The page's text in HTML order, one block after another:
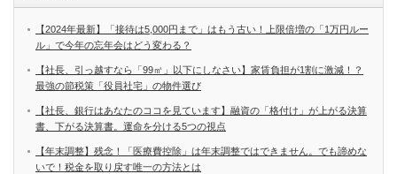
【2024年最新】「接待は5,000円まで」はもう古い！上限倍増の「1万円ルー
ル」で今年の忘年会はどう変わる？
【社長、引っ越すなら「99㎡」以下にしなさい】家賃負担が1割に激減！？
最強の節税策「役員社宅」の物件選び
【社長、銀行はあなたのココを見ています】融資の「格付け」が上がる決算
書、下がる決算書。運命を分ける5つの視点
【年末調整】残念！「医療費控除」は年末調整ではできません。でも諦めな
いで！税金を取り戻す唯一の方法とは